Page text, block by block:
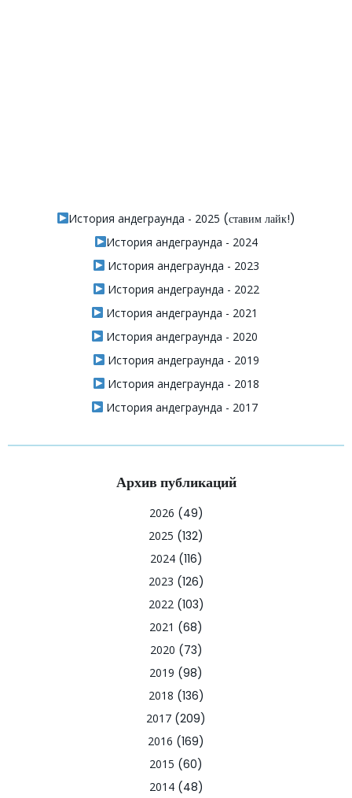
История андеграунда - 2025 (ставим лайк!)
История андеграунда - 2024
История андеграунда - 2023
История андеграунда - 2022
История андеграунда - 2021
История андеграунда - 2020
История андеграунда - 2019
История андеграунда - 2018
История андеграунда - 2017
Архив публикаций
2026 (49)
2025 (132)
2024(116)
2023 (126)
2022(103)
2021 (68)
2020 (73)
2019 (98)
2018 (136)
2017 (209)
2016 (169)
2015 (60)
2014(48)